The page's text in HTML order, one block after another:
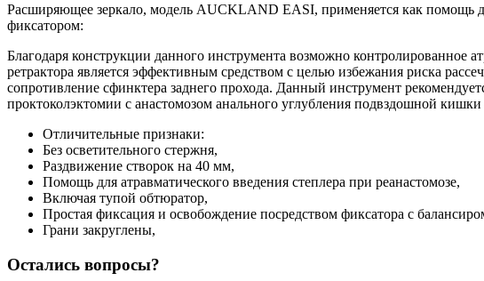
Расширяющее зеркало, модель AUCKLAND EASI, применяется как помощь
фиксатором:
Благодаря конструкции данного инструмента возможно контролированное
ретрактора является эффективным средством с целью избежания риска
сопротивление сфинктера заднего прохода. Данный инструмент
проктоколэктомии с анастомозом анального углубления подвздошной
Отличительные признаки:
Без осветительного стержня,
Раздвижение створок на 40 мм,
Помощь для атравматического введения степлера при реанастомозе,
Включая тупой обтюратор,
Простая фиксация и освобождение посредством фиксатора с
Грани закруглены,
Остались вопросы?